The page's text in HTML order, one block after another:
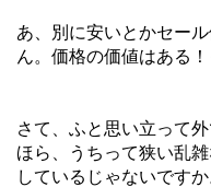
あ、別に安いとかセー
ん。価格の価値はある！
さて、ふと思い立って
ほら、うちって狭い乱
しているじゃないですか